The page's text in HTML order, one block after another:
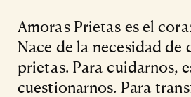
Amoras Prietas es el
Nace de la necesidad de
prietas. Para cuidarnos,
cuestionarnos. Para